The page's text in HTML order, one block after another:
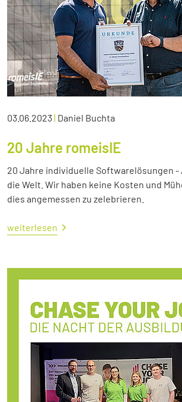
03.06.2023| Daniel Buchta
20 Jahre romeisIE
20 Jahre individuelle Softwarelösungen -
die Welt. Wir haben keine Kosten und
dies angemessen zu zelebrieren.
weiterlesen